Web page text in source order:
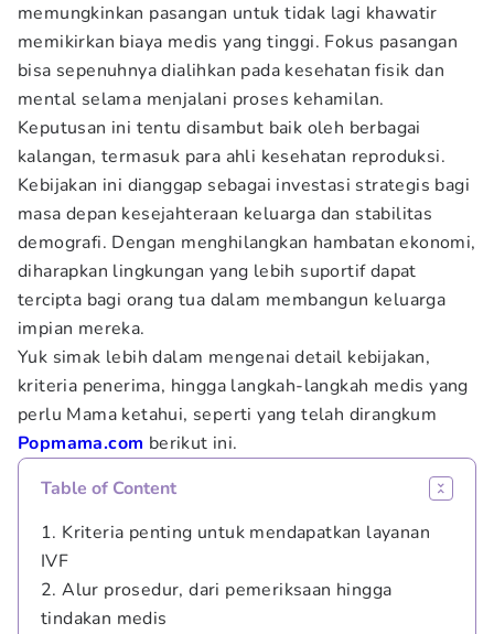
memungkinkan pasangan untuk tidak lagi khawatir
memikirkan biaya medis yang tinggi. Fokus pasangan
bisa sepenuhnya dialihkan pada kesehatan fisik dan
mental selama menjalani proses kehamilan.
Keputusan ini tentu disambut baik oleh berbagai
kalangan, termasuk para ahli kesehatan reproduksi.
Kebijakan ini dianggap sebagai investasi strategis bagi
masa depan kesejahteraan keluarga dan stabilitas
demografi. Dengan menghilangkan hambatan ekonomi,
diharapkan lingkungan yang lebih suportif dapat
tercipta bagi orang tua dalam membangun keluarga
impian mereka.
Yuk simak lebih dalam mengenai detail kebijakan,
kriteria penerima, hingga langkah-langkah medis yang
perlu Mama ketahui, seperti yang telah dirangkum
Popmama.com berikut ini.
Table of Content
1. Kriteria penting untuk mendapatkan layanan
IVF
2. Alur prosedur, dari pemeriksaan hingga
tindakan medis